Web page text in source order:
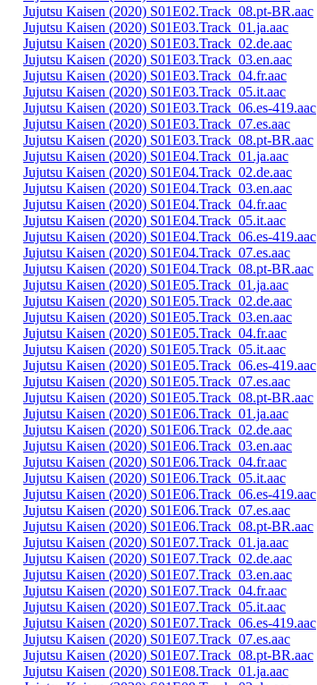
Jujutsu Kaisen (2020) S01E02.Track_08.pt-BR.aac
Jujutsu Kaisen (2020) S01E03.Track_01.ja.aac
Jujutsu Kaisen (2020) S01E03.Track_02.de.aac
Jujutsu Kaisen (2020) S01E03.Track_03.en.aac
Jujutsu Kaisen (2020) S01E03.Track_04.fr.aac
Jujutsu Kaisen (2020) S01E03.Track_05.it.aac
Jujutsu Kaisen (2020) S01E03.Track_06.es-419.aac
Jujutsu Kaisen (2020) S01E03.Track_07.es.aac
Jujutsu Kaisen (2020) S01E03.Track_08.pt-BR.aac
Jujutsu Kaisen (2020) S01E04.Track_01.ja.aac
Jujutsu Kaisen (2020) S01E04.Track_02.de.aac
Jujutsu Kaisen (2020) S01E04.Track_03.en.aac
Jujutsu Kaisen (2020) S01E04.Track_04.fr.aac
Jujutsu Kaisen (2020) S01E04.Track_05.it.aac
Jujutsu Kaisen (2020) S01E04.Track_06.es-419.aac
Jujutsu Kaisen (2020) S01E04.Track_07.es.aac
Jujutsu Kaisen (2020) S01E04.Track_08.pt-BR.aac
Jujutsu Kaisen (2020) S01E05.Track_01.ja.aac
Jujutsu Kaisen (2020) S01E05.Track_02.de.aac
Jujutsu Kaisen (2020) S01E05.Track_03.en.aac
Jujutsu Kaisen (2020) S01E05.Track_04.fr.aac
Jujutsu Kaisen (2020) S01E05.Track_05.it.aac
Jujutsu Kaisen (2020) S01E05.Track_06.es-419.aac
Jujutsu Kaisen (2020) S01E05.Track_07.es.aac
Jujutsu Kaisen (2020) S01E05.Track_08.pt-BR.aac
Jujutsu Kaisen (2020) S01E06.Track_01.ja.aac
Jujutsu Kaisen (2020) S01E06.Track_02.de.aac
Jujutsu Kaisen (2020) S01E06.Track_03.en.aac
Jujutsu Kaisen (2020) S01E06.Track_04.fr.aac
Jujutsu Kaisen (2020) S01E06.Track_05.it.aac
Jujutsu Kaisen (2020) S01E06.Track_06.es-419.aac
Jujutsu Kaisen (2020) S01E06.Track_07.es.aac
Jujutsu Kaisen (2020) S01E06.Track_08.pt-BR.aac
Jujutsu Kaisen (2020) S01E07.Track_01.ja.aac
Jujutsu Kaisen (2020) S01E07.Track_02.de.aac
Jujutsu Kaisen (2020) S01E07.Track_03.en.aac
Jujutsu Kaisen (2020) S01E07.Track_04.fr.aac
Jujutsu Kaisen (2020) S01E07.Track_05.it.aac
Jujutsu Kaisen (2020) S01E07.Track_06.es-419.aac
Jujutsu Kaisen (2020) S01E07.Track_07.es.aac
Jujutsu Kaisen (2020) S01E07.Track_08.pt-BR.aac
Jujutsu Kaisen (2020) S01E08.Track_01.ja.aac